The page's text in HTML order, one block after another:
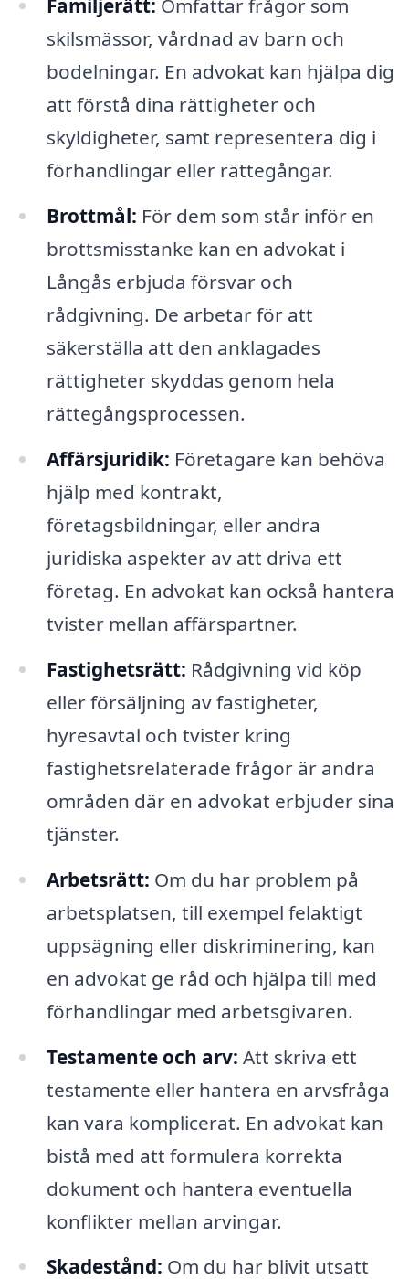
Familjerätt: Omfattar frågor som
skilsmässor, vårdnad av barn och
bodelningar. En advokat kan hjälpa dig
att förstå dina rättigheter och
skyldigheter, samt representera dig i
förhandlingar eller rättegångar.
Brottmål: För dem som står inför en
brottsmisstanke kan en advokat i
Långås erbjuda försvar och
rådgivning. De arbetar för att
säkerställa att den anklagades
rättigheter skyddas genom hela
rättegångsprocessen.
Affärsjuridik: Företagare kan behöva
hjälp med kontrakt,
företagsbildningar, eller andra
juridiska aspekter av att driva ett
företag. En advokat kan också hantera
tvister mellan affärspartner.
Fastighetsrätt: Rådgivning vid köp
eller försäljning av fastigheter,
hyresavtal och tvister kring
fastighetsrelaterade frågor är andra
områden där en advokat erbjuder sina
tjänster.
Arbetsrätt: Om du har problem på
arbetsplatsen, till exempel felaktigt
uppsägning eller diskriminering, kan
en advokat ge råd och hjälpa till med
förhandlingar med arbetsgivaren.
Testamente och arv: Att skriva ett
testamente eller hantera en arvsfråga
kan vara komplicerat. En advokat kan
bistå med att formulera korrekta
dokument och hantera eventuella
konflikter mellan arvingar.
Skadestånd: Om du har blivit utsatt